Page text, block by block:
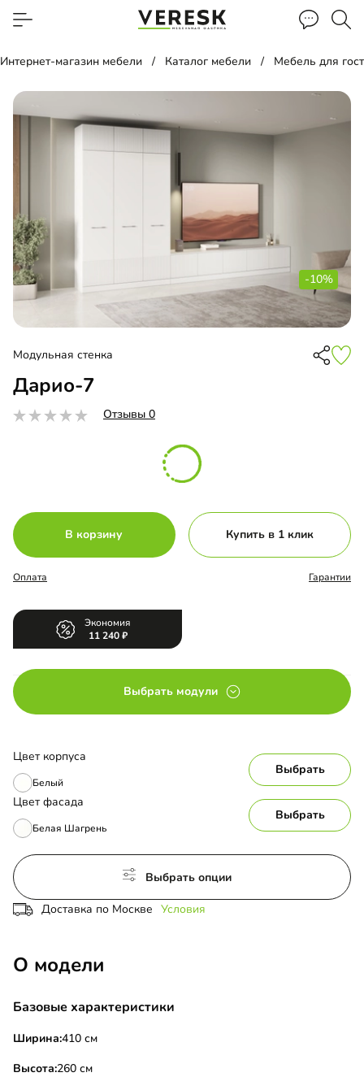
Интернет-магазин мебели Каталог мебели Мебель для
-10%
Модульная стенка
Дарио-7
Отзывы 0
В корзину Купить в 1 клик
Оплата Гарантии
Экономия
11 240
Выбрать модули
Цвет корпуса
Белый
Выбрать
Цвет фасада
Белая Шагрень
Выбрать
Выбрать опции
Доставка по Москве Условия
О модели
Базовые характеристики
Ширина:410 см
Высота:260 см